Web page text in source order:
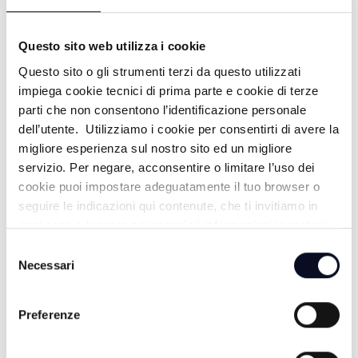
Questo sito web utilizza i cookie
Questo sito o gli strumenti terzi da questo utilizzati
impiega cookie tecnici di prima parte e cookie di terze
parti che non consentono l’identificazione personale
dell’utente. Utilizziamo i cookie per consentirti di avere la
migliore esperienza sul nostro sito ed un migliore
servizio. Per negare, acconsentire o limitare l’uso dei
cookie puoi impostare adeguatamente il tuo browser o
seguire le indicazioni qui contenute, che ti invitiamo in
ogni caso a leggere per maggiori informazioni in materia
delNecessari
Preferenze
PUNTA MARINA: PUNTA ALL'ARTE -
18/07/2026
20 GIORNI FA
M. MARITTIMA: NUOVA CLUB HOUSE
- 16/07/2026